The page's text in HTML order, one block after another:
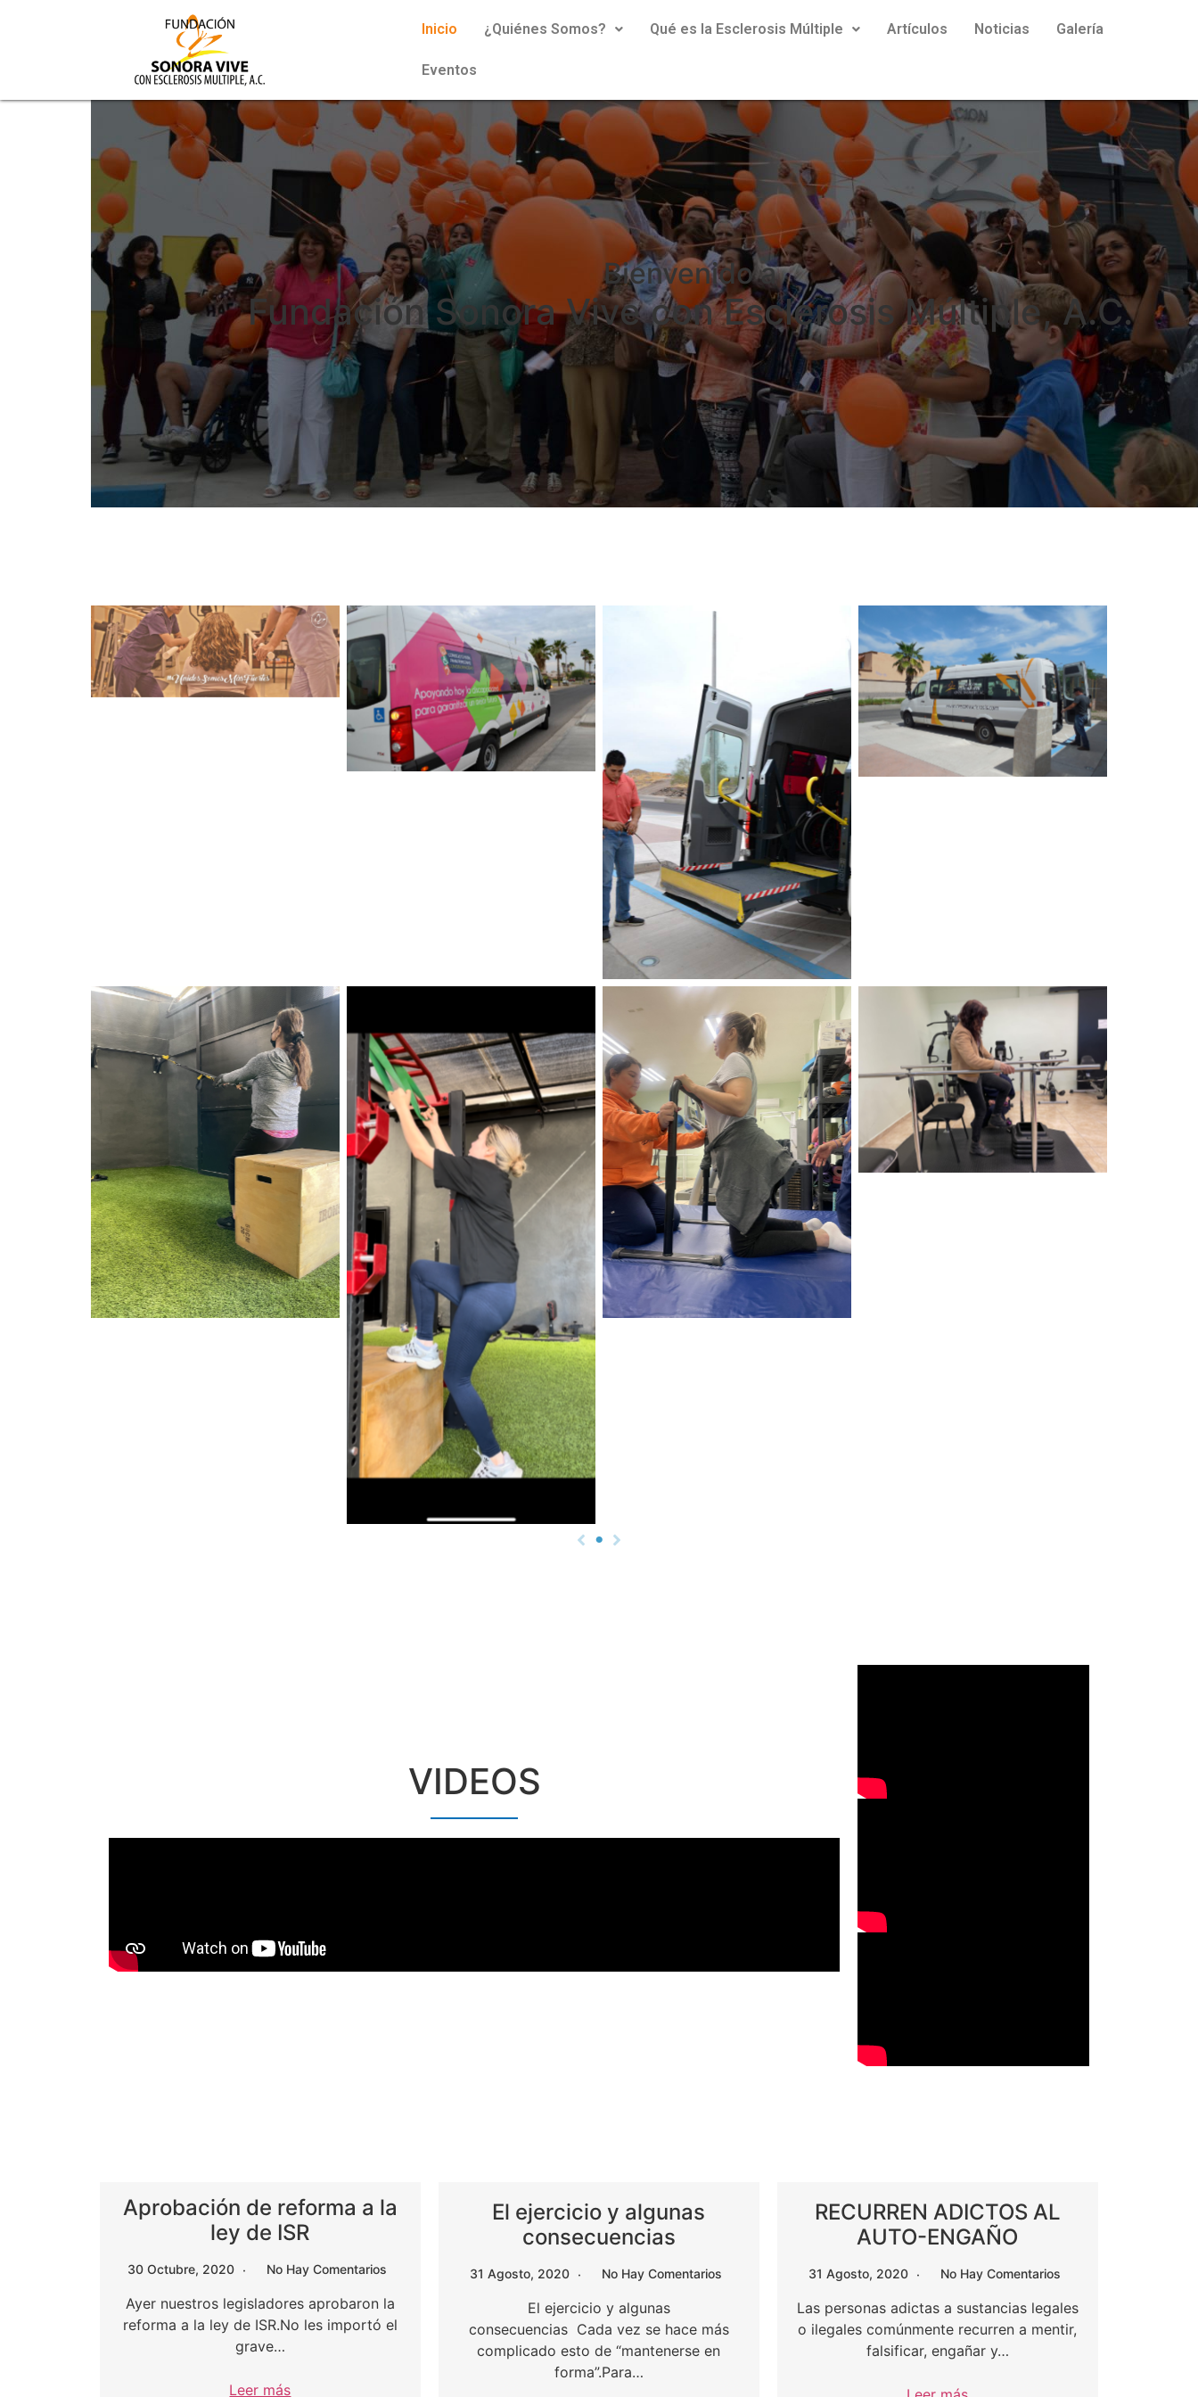
Inicio ¿Quiénes Somos? Qué es la Esclerosis Múltiple Artículos Noticias Galería
Eventos
Bienvenido a
Fundación Sonora Vive con Esclerosis Múltiple, A.C.
VIDEOS
Aprobación de reforma a la
ley de ISR
30 Octubre, 2020 No Hay Comentarios
Ayer nuestros legisladores aprobaron la
reforma a la ley de ISR.No les importó el
grave…
Leer más
El ejercicio y algunas
consecuencias
31 Agosto, 2020 No Hay Comentarios
El ejercicio y algunas
consecuencias Cada vez se hace más
complicado esto de “mantenerse en
forma”.Para…
RECURREN ADICTOS AL
AUTO-ENGAÑO
31 Agosto, 2020 No Hay Comentarios
Las personas adictas a sustancias legales
o ilegales comúnmente recurren a mentir,
falsificar, engañar y…